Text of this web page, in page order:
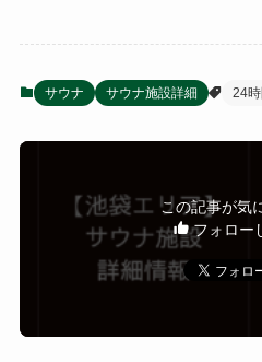
サウナ サウナ施設詳細 24時
この記事が気
フォロー